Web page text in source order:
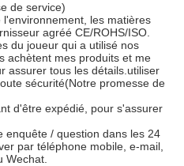
de service)
les matières
agréé CE/ROHS/ISO.
du joueur qui a utilisé nos
achètent mes produits et me
assurer tous les détails.utiliser
sécurité(Notre promesse de
d'être expédié, pour s'assurer
enquête / question dans les 24
par téléphone mobile, e-mail,
Wechat.